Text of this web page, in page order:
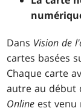
Dans Vision de
cartes basées
Chaque carte
autre au début
Online est venu